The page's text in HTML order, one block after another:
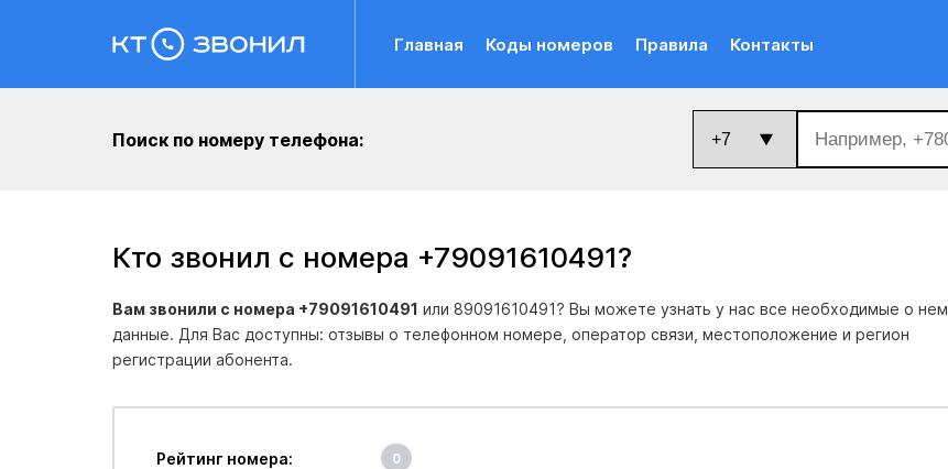
Главная Коды номеров Правила Контакты
Поиск по номеру телефона:
Кто звонил с номера +79091610491?
Вам звонили с номера +79091610491 или 89091610491? Вы можете узнать у нас все необходимые о нем
данные. Для Вас доступны: отзывы о телефонном номере, оператор связи, местоположение и регион
регистрации абонента.
Рейтинг номера: 0